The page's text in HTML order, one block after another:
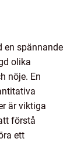
en spännande
olika
nöje. En
är viktiga
förstå
ett